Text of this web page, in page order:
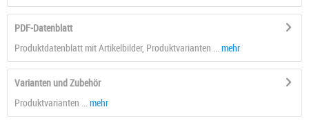
PDF-Datenblatt
Produktdatenblatt mit Artikelbilder, Produktvarianten ... mehr
Varianten und Zubehör
Produktvarianten ... mehr